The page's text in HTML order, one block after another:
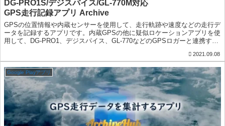
DG-PRO1S/デジスパイス/GL-770M対応
GPS走行記録アプリ Archive
GPSの位置情報や内蔵センサーを使用して、走行軌跡や速度などの走行デ
ータを記録するアプリです。内蔵GPSの他に疑似ロケーションアプリを使
用して、DG-PRO1、デジスパイス、GL-770などのGPSロガーと連携する
2021.09.08
Google Playアプリ